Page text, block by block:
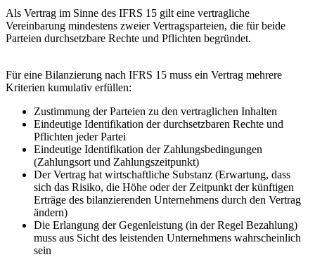
Als Vertrag im Sinne des IFRS 15 gilt eine vertragliche
Vereinbarung mindestens zweier Vertragsparteien, die für beide
Parteien durchsetzbare Rechte und Pflichten begründet.
Für eine Bilanzierung nach IFRS 15 muss ein Vertrag mehrere
Kriterien kumulativ erfüllen:
Zustimmung der Parteien zu den vertraglichen Inhalten
Eindeutige Identifikation der durchsetzbaren Rechte und
Pflichten jeder Partei
Eindeutige Identifikation der Zahlungsbedingungen
(Zahlungsort und Zahlungszeitpunkt)
Der Vertrag hat wirtschaftliche Substanz (Erwartung, dass
sich das Risiko, die Höhe oder der Zeitpunkt der künftigen
Erträge des bilanzierenden Unternehmens durch den Vertrag
ändern)
Die Erlangung der Gegenleistung (in der Regel Bezahlung)
muss aus Sicht des leistenden Unternehmens wahrscheinlich
sein